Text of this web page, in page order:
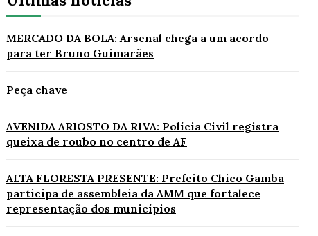
MERCADO DA BOLA: Arsenal chega a um acordo
para ter Bruno Guimarães
Peça chave
AVENIDA ARIOSTO DA RIVA: Polícia Civil registra
queixa de roubo no centro de AF
ALTA FLORESTA PRESENTE: Prefeito Chico Gamba
participa de assembleia da AMM que fortalece
representação dos municípios